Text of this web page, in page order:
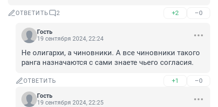
ОТВЕТИТЬ 2 +2 –0
Гость
19 сентября 2024, 22:24
Не олигархи, а чиновники. А все чиновники такого
ранга назначаются с сами знаете чьего согласия.
ОТВЕТИТЬ +1 –0
Гость
19 сентября 2024, 22:25